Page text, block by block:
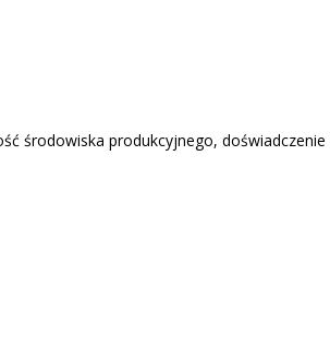
środowiska produkcyjnego, doświadczenie